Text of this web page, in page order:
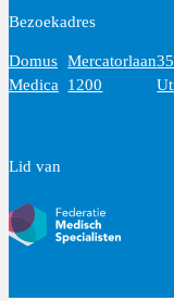
Bezoekadres
Domus
Medica
Mercatorlaan
1200
Lid van